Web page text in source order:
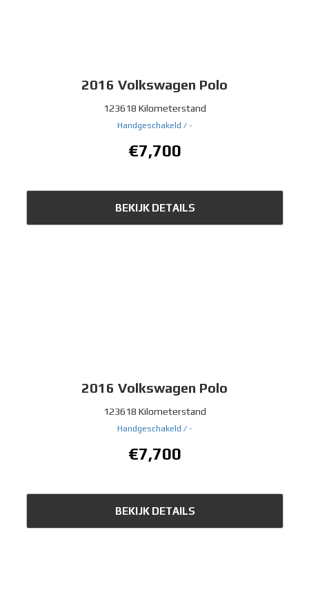
2016 Volkswagen Polo
123618 Kilometerstand
Handgeschakeld / -
€7,700
BEKIJK DETAILS
2016 Volkswagen Polo
123618 Kilometerstand
Handgeschakeld / -
€7,700
BEKIJK DETAILS